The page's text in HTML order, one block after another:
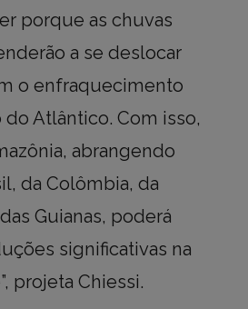
porque as chuvas
a se deslocar
o enfraquecimento
Atlântico. Com isso,
abrangendo
da Colômbia, da
Guianas, poderá
significativas na
projeta Chiessi.